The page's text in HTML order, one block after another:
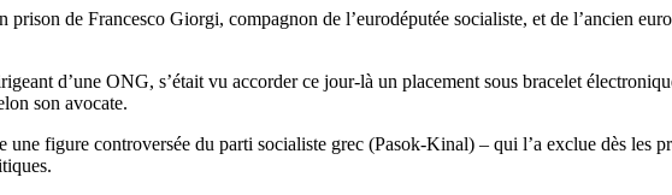
de Francesco Giorgi, compagnon de l’eurodéputée socialiste, et de l’ancien
d’une ONG, s’était vu accorder ce jour-là un placement sous bracelet
son avocate.
figure controversée du parti socialiste grec (Pasok-Kinal) – qui l’a exclue dès les